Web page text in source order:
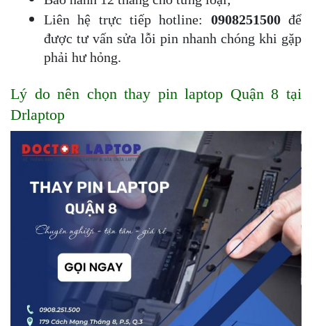
Liên hệ trực tiếp hotline: 0908251500 để
được tư vấn sửa lỗi pin nhanh chóng khi gặp
phải hư hỏng.
Lý do nên chọn thay pin laptop Quận 8 tại
Drlaptop